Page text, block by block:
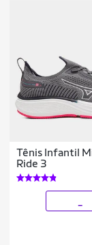
Tênis Infantil
Ride 3